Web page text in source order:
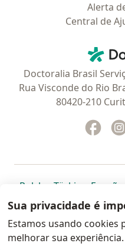
Alerta
Central de
Doctoralia Brasil
Rua Visconde do Rio
80420-210
Polska abre num novo
Türkiye abre
España
Portugal abre num
, México ,
Sua privacidade é
Estamos usando cookies
melhorar sua experiência.